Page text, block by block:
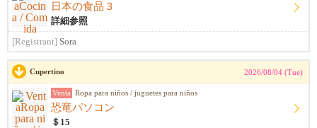
日本の食品３
詳細参照
[Registrant] Sora
Cupertino 2026/08/04 (Tue)
Venta Ropa para niños / juguetes para niños
恐竜パソコン
＄15